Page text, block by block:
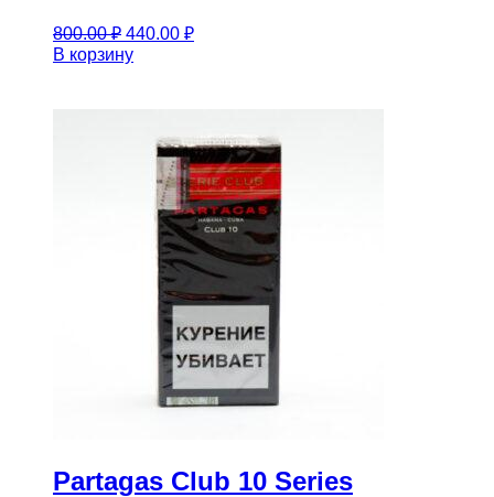
800.00₽ Первоначальная
цена
составляла
440.00 ₽Текущая
В корзину
Partagas Club 10 Series